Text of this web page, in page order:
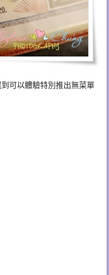
可以體驗特別推出無菜單